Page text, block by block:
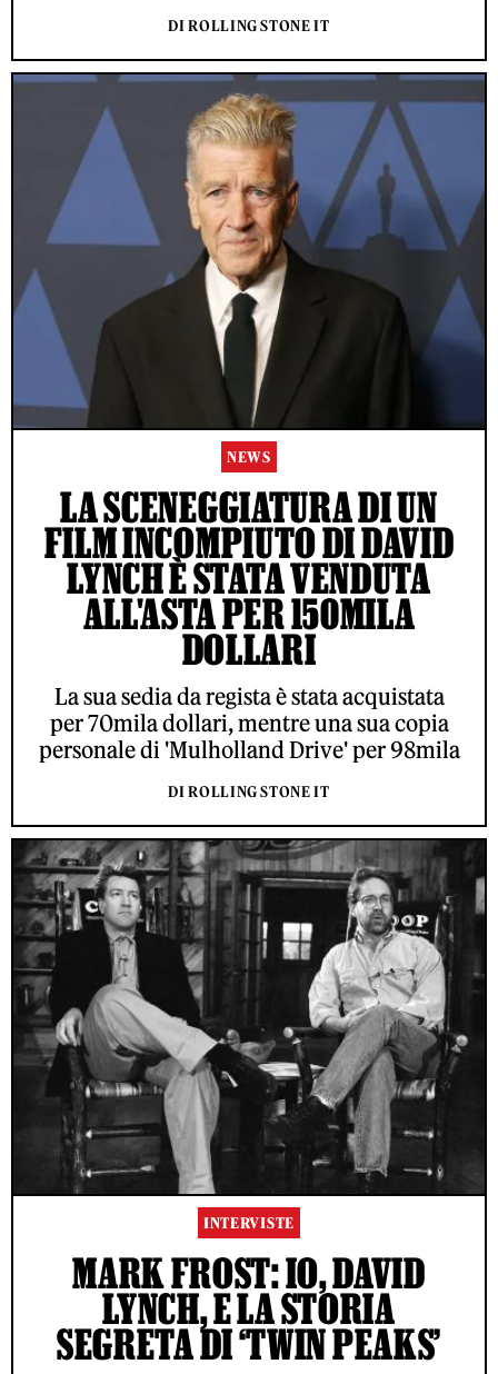
DI ROLLING STONE IT
NEWS
LA SCENEGGIATURA DI UN
FILM INCOMPIUTO DI DAVID
LYNCH È STATA VENDUTA
ALL'ASTA PER 150MILA
DOLLARI
La sua sedia da regista è stata acquistata
per 70mila dollari, mentre una sua copia
personale di 'Mulholland Drive' per 98mila
DI ROLLING STONE IT
INTERVISTE
MARK FROST: IO, DAVID
LYNCH, E LA STORIA
SEGRETA DI ‘TWIN PEAKS’